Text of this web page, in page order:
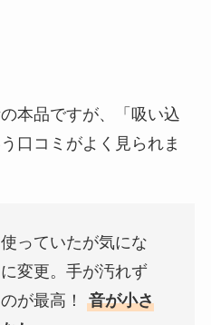
本品ですが、「吸い込
口コミがよく見られま
っていたが気にな
変更。手が汚れず
が最高！ 音が小さ